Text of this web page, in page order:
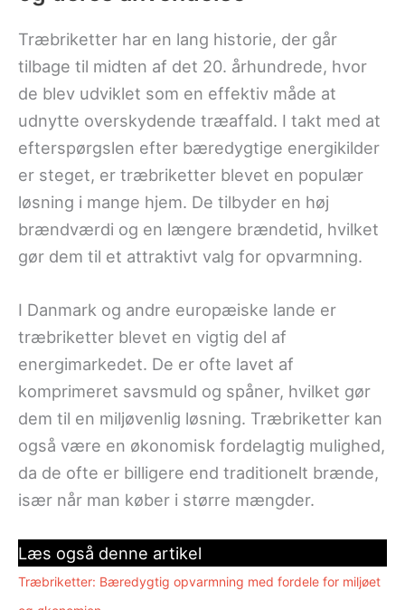
Træbriketter har en lang historie, der går
tilbage til midten af det 20. århundrede, hvor
de blev udviklet som en effektiv måde at
udnytte overskydende træaffald. I takt med at
efterspørgslen efter bæredygtige energikilder
er steget, er træbriketter blevet en populær
løsning i mange hjem. De tilbyder en høj
brændværdi og en længere brændetid, hvilket
gør dem til et attraktivt valg for opvarmning.
I Danmark og andre europæiske lande er
træbriketter blevet en vigtig del af
energimarkedet. De er ofte lavet af
komprimeret savsmuld og spåner, hvilket gør
dem til en miljøvenlig løsning. Træbriketter kan
også være en økonomisk fordelagtig mulighed,
da de ofte er billigere end traditionelt brænde,
især når man køber i større mængder.
Læs også denne artikel
Træbriketter: Bæredygtig opvarmning med fordele for miljøet